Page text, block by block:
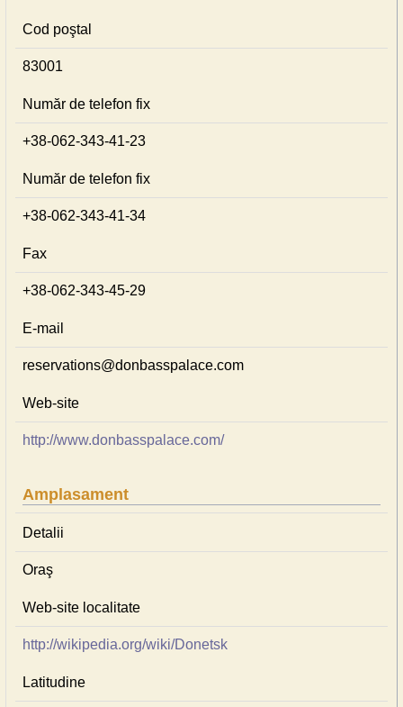
Cod poştal
83001
Număr de telefon fix
+38-062-343-41-23
Număr de telefon fix
+38-062-343-41-34
Fax
+38-062-343-45-29
E-mail
reservations@donbasspalace.com
Web-site
http://www.donbasspalace.com/
Amplasament
Detalii
Oraş
Web-site localitate
http://wikipedia.org/wiki/Donetsk
Latitudine